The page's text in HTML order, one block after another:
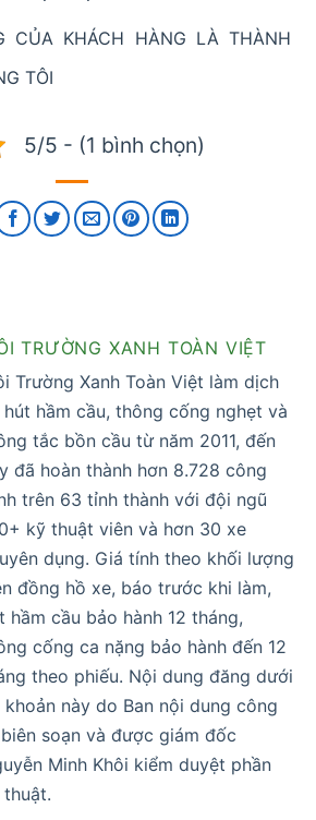
CỦA KHÁCH HÀNG LÀ THÀNH
TÔI
5/5 - (1 bình chọn)
TRƯỜNG XANH TOÀN VIỆT
Trường Xanh Toàn Việt làm dịch
hút hầm cầu, thông cống nghẹt và
tắc bồn cầu từ năm 2011, đến
đã hoàn thành hơn 8.728 công
trên 63 tỉnh thành với đội ngũ
kỹ thuật viên và hơn 30 xe
dụng. Giá tính theo khối lượng
đồng hồ xe, báo trước khi làm,
hầm cầu bảo hành 12 tháng,
cống ca nặng bảo hành đến 12
theo phiếu. Nội dung đăng dưới
khoản này do Ban nội dung công
soạn và được giám đốc
Minh Khôi kiểm duyệt phần
thuật.